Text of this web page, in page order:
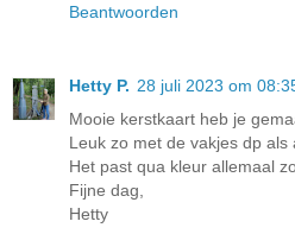
Beantwoorden
Hetty P. 28 juli 2023 om
Mooie kerstkaart heb je
Leuk zo met de vakjes dp als
Het past qua kleur allemaal
Fijne dag,
Hetty